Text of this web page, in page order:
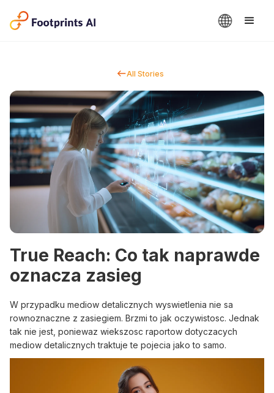
All Stories
True Reach: Co tak naprawde
oznacza zasieg
W przypadku mediow detalicznych wyswietlenia nie sa
rownoznaczne z zasiegiem. Brzmi to jak oczywistosc. Jednak
tak nie jest, poniewaz wiekszosc raportow dotyczacych
mediow detalicznych traktuje te pojecia jako to samo.